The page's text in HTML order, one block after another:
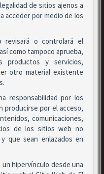
de sitios ajenos a
acceder por medio de los
revisará o controlará el
como tampoco aprueba,
productos y servicios,
otro material existente
responsabilidad por los
producirse por el acceso,
comunicaciones,
de los sitios web no
que sean enlazados en
hipervínculo desde una